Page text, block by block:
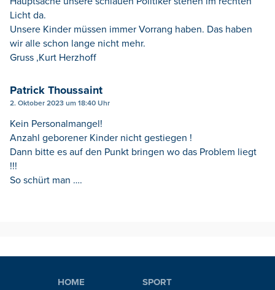
Licht da.
Unsere Kinder müssen immer Vorrang haben. Das haben
wir alle schon lange nicht mehr.
Gruss ,Kurt Herzhoff
Patrick Thoussaint
2. Oktober 2023 um 18:40 Uhr
Kein Personalmangel!
Anzahl geborener Kinder nicht gestiegen !
Dann bitte es auf den Punkt bringen wo das Problem liegt
!!!
So schürt man ….
HOME
SPORT